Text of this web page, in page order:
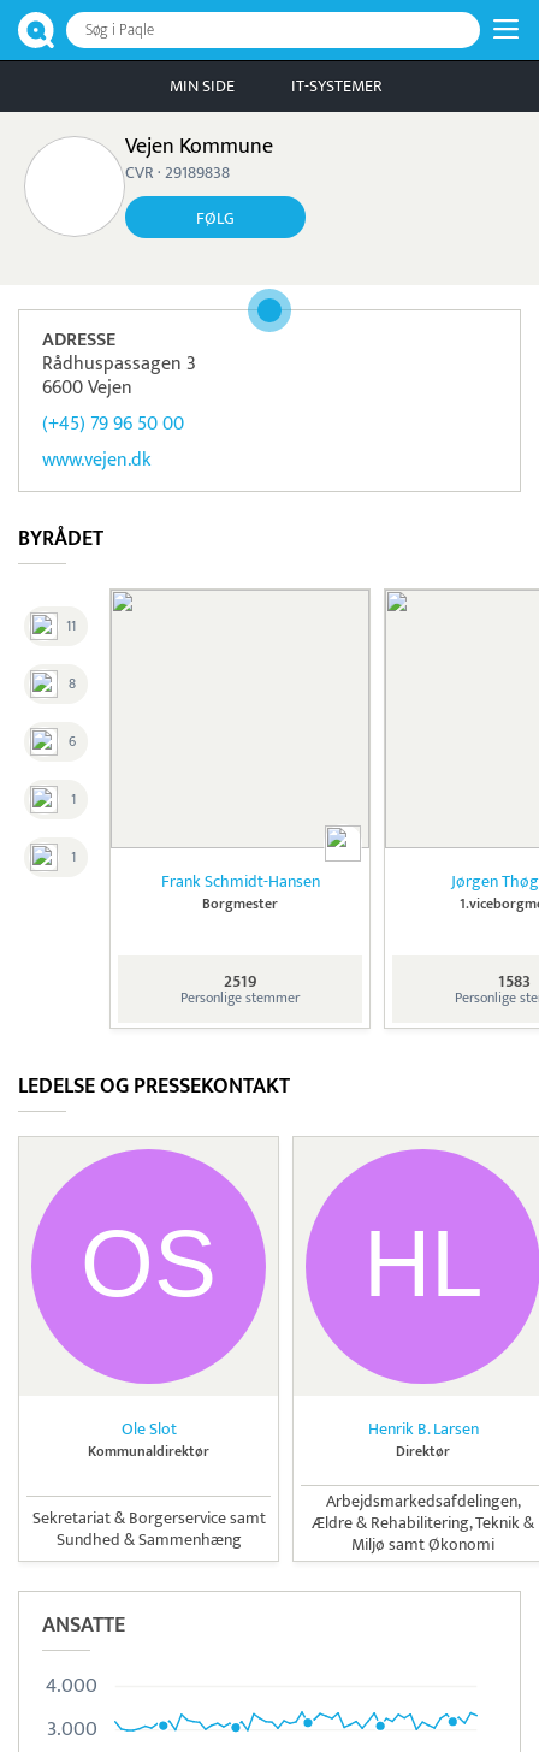
Søg i Paqle
MIN SIDE IT-SYSTEMER
Vejen Kommune
CVR · 29189838
FØLG
ADRESSE
Rådhuspassagen 3
6600 Vejen
(+45) 79 96 50 00
www.vejen.dk
BYRÅDET
11
8
6
1
1
Frank Schmidt-Hansen
Borgmester
2519
Personlige stemmer
Jørgen
1583
Personlige
LEDELSE OG PRESSEKONTAKT
Ole Slot
Kommunaldirektør
Sekretariat & Borgerservice samt
Sundhed & Sammenhæng
Henrik B. Larsen
Direktør
Arbejdsmarkedsafdelingen,
Ældre & Rehabilitering, Teknik &
Miljø samt Økonomi
ANSATTE
3.000
4.000